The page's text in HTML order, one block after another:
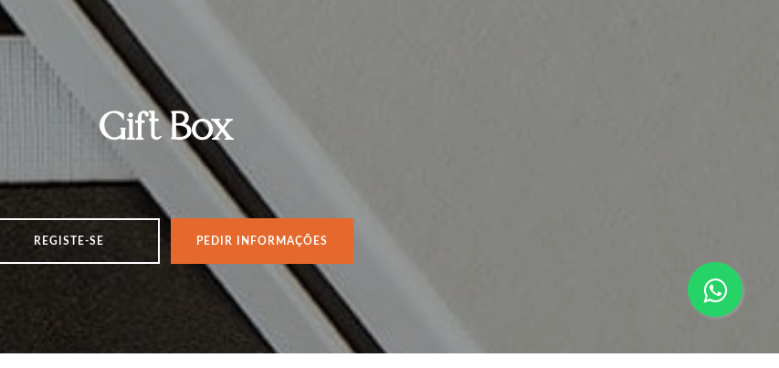
Gift Box
REGISTE-SE PEDIR INFORMAÇÕES